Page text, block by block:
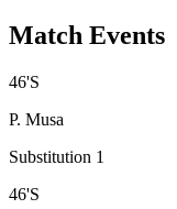
Match Events
46'S
P. Musa
Substitution 1
46'S